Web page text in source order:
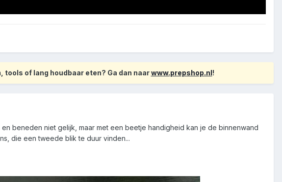
of lang houdbaar eten? Ga dan naarwww.prepshop.nl!
beneden niet gelijk, maar met een beetje handigheid kan je de binnenwand
die een tweede blik te duur vinden...